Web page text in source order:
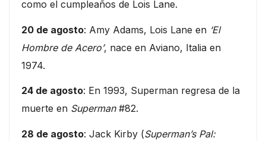
como el cumpleaños de Lois Lane.
20 de agosto: Amy Adams, Lois Lane en ‘El
Hombre de Acero’, nace en Aviano, Italia en
1974.
24 de agosto: En 1993, Superman regresa de la
muerte en Superman#82.
28 de agosto: Jack Kirby (Superman’s Pal: